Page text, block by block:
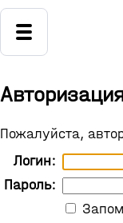
Пожалуйста,
Логин:
Пароль: